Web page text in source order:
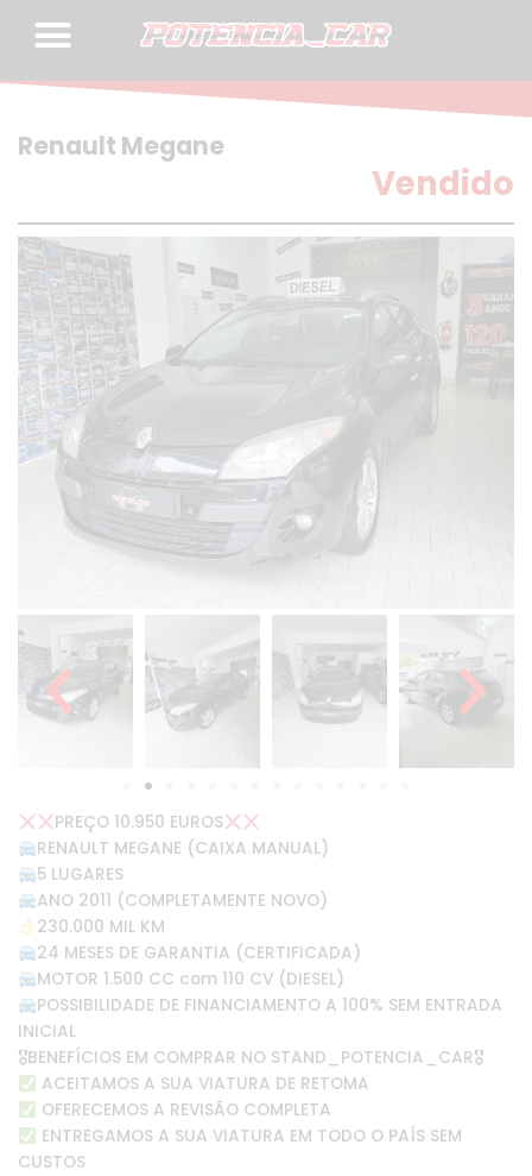
Renault Megane
Vendido
PREÇO 10.950 EUROS
RENAULT MEGANE (CAIXA MANUAL)
5 LUGARES
ANO 2011 (COMPLETAMENTE NOVO)
230.000 MIL KM
24 MESES DE GARANTIA (CERTIFICADA)
MOTOR 1.500 CC com 110 CV (DIESEL)
POSSIBILIDADE DE FINANCIAMENTO A 100% SEM ENTRADA
INICIAL
🎖BENEFÍCIOS EM COMPRAR NO STAND_POTENCIA_CAR🎖
ACEITAMOS A SUA VIATURA DE RETOMA
OFERECEMOS A REVISÃO COMPLETA
ENTREGAMOS A SUA VIATURA EM TODO O PAÍS SEM
CUSTOS